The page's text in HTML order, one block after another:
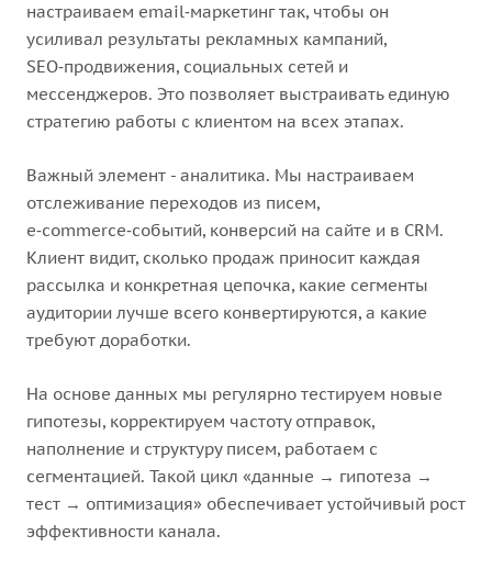
настраиваем email‑маркетинг так, чтобы он
усиливал результаты рекламных кампаний,
SEO‑продвижения, социальных сетей и
мессенджеров. Это позволяет выстраивать единую
стратегию работы с клиентом на всех этапах.
Важный элемент - аналитика. Мы настраиваем
отслеживание переходов из писем,
e‑commerce‑событий, конверсий на сайте и в CRM.
Клиент видит, сколько продаж приносит каждая
рассылка и конкретная цепочка, какие сегменты
аудитории лучше всего конвертируются, а какие
требуют доработки.
На основе данных мы регулярно тестируем новые
гипотезы, корректируем частоту отправок,
наполнение и структуру писем, работаем с
сегментацией. Такой цикл «данные → гипотеза →
тест → оптимизация» обеспечивает устойчивый рост
эффективности канала.